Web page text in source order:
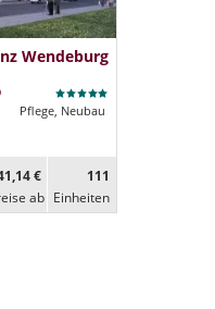
Wendeburg
Pflege, Neubau
€
ab
111
Ein­heiten